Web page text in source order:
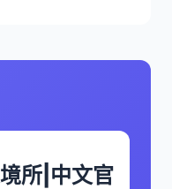
所|中文官